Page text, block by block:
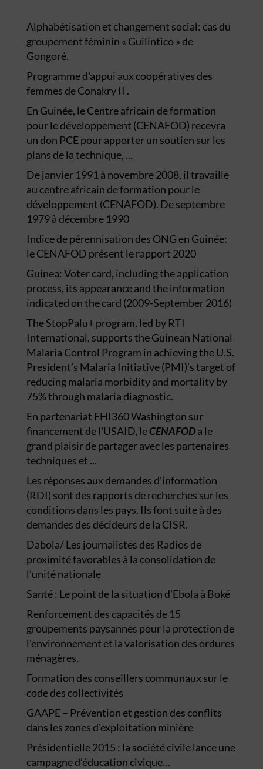
Alphabétisation et changement social: cas du
groupement féminin « Guilintico » de
Gongoré.
Programme d'appui aux coopératives des
femmes de Conakry II .
En Guinée, le Centre africain de formation
pour le développement (CENAFOD) recevra
un don PCE pour apporter un soutien sur les
plans de la technique, ...
De janvier 1991 à novembre 2008, il travaille
au centre africain de formation pour le
développement (CENAFOD). De septembre
1979 à décembre 1990
Indice de pérennisation des ONG en Guinée:
le CENAFOD présent le rapport 2020
Guinea: Voter card, including the application
process, its appearance and the information
indicated on the card (2009-September 2016)
The StopPalu+ program, led by RTI
International, supports the Guinean National
Malaria Control Program in achieving the U.S.
President’s Malaria Initiative (PMI)’s target of
reducing malaria morbidity and mortality by
75% through malaria diagnostic.
En partenariat FHI360 Washington sur
financement de l'USAID, leCENAFODa le
grand plaisir de partager avec les partenaires
techniques et ...
Les réponses aux demandes d’information
(RDI) sont des rapports de recherches sur les
conditions dans les pays. Ils font suite à des
demandes des décideurs de la CISR.
Dabola/ Les journalistes des Radios de
proximité favorables à la consolidation de
l’unité nationale
Santé : Le point de la situation d'Ebola à Boké
Renforcement des capacités de 15
groupements paysannes pour la protection de
l'environnement et la valorisation des ordures
ménagères.
Formation des conseillers communaux sur le
code des collectivités
GAAPE – Prévention et gestion des conflits
dans les zones d'exploitation minière
Présidentielle 2015 : la société civile lance une
campagne d’éducation civique…